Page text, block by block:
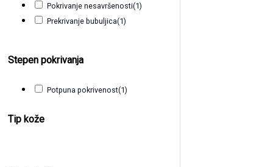
Pokrivanje nesavršenosti(1)
Prekrivanje bubuljica(1)
Stepen pokrivanja
Potpuna pokrivenost(1)
Tip kože